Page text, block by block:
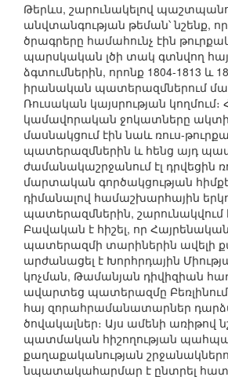
Թերևս, շարունակելով
անվտանգության թեման՝ նշենք, որ
ծրագրերը համահունչ էին
պարսկական լծի տակ գտնվող
ձգտումներին, որոնք 1804-1813 և
իրանական պատերազմներում
Ռուսական կայսրության կողմում։
կամավորական ջոկատները
մասնակցում էին նաև ռուս-
պատերազմներին և հենց այդ
ժամանակաշրջանում էլ դրվեցին
մարտական գործակցության
դիմանալով համաշխարհային
պատերազմներին, շարունակվում է
Բավական է հիշել, որ
պատերազմի տարիներին ավելի
արժանացել է Խորհրդային
կոչման, Թամանյան դիվիզիան
ավարտեց պատերազմը
հայ զորահրամանատարներ
ծովակալներ։ Այս ամենի առիթով
պատմական հիշողության
քաղաքականության
նպատակահարմար է ընտրել